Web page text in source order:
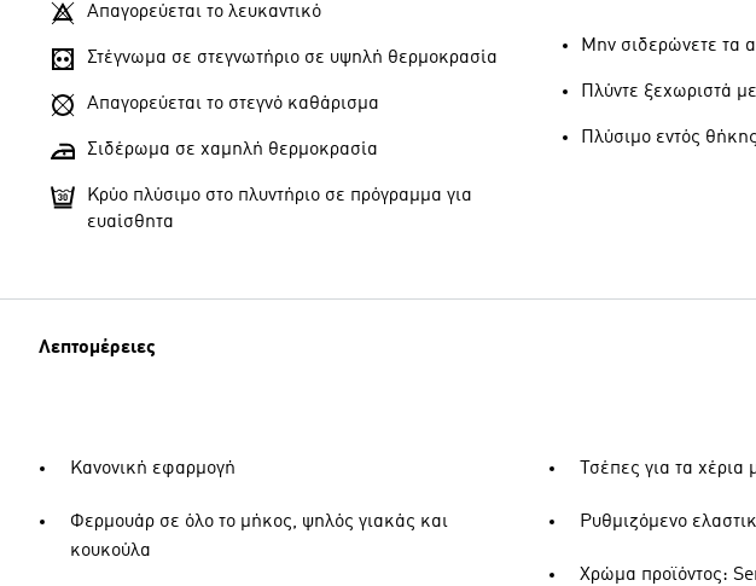
Απαγορεύεται το λευκαντικό
Στέγνωμα σε στεγνωτήριο σε υψηλή θερμοκρασία
Απαγορεύεται το στεγνό καθάρισμα
Σιδέρωμα σε χαμηλή θερμοκρασία
Κρύο πλύσιμο στο πλυντήριο σε πρόγραμμα για
ευαίσθητα
Μην σιδερώνετε τα
Πλύντε ξεχωριστά
Πλύσιμο εντός
Λεπτομέρειες
Κανονική εφαρμογή
Φερμουάρ σε όλο το μήκος, ψηλός γιακάς και
κουκούλα
Τσέπες για τα
Ρυθμιζόμενο
Χρώμα προϊόντος: